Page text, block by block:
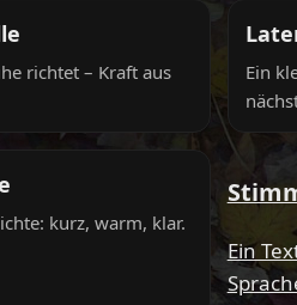
richtet – Kraft aus
Ein
kurz, warm, klar.
Ein